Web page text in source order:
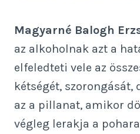
Magyarné Balogh
az alkoholnak azt a
elfeledteti vele az
kétségét, szorongását,
az a pillanat, amikor
végleg lerakja a